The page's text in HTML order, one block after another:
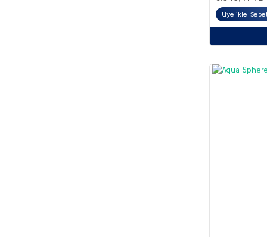
Üyelikle